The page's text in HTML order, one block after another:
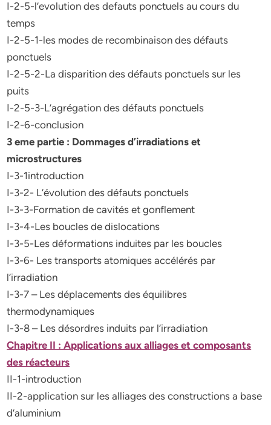
I-2-5-l’evolution des defauts ponctuels au cours du
temps
I-2-5-1-les modes de recombinaison des défauts
ponctuels
I-2-5-2-La disparition des défauts ponctuels sur les
puits
I-2-5-3-L’agrégation des défauts ponctuels
I-2-6-conclusion
3 eme partie : Dommages d’irradiations et
microstructures
I-3-1introduction
I-3-2- L’évolution des défauts ponctuels
I-3-3-Formation de cavités et gonflement
I-3-4-Les boucles de dislocations
I-3-5-Les déformations induites par les boucles
I-3-6- Les transports atomiques accélérés par
l’irradiation
I-3-7 – Les déplacements des équilibres
thermodynamiques
I-3-8 – Les désordres induits par l’irradiation
Chapitre II : Applications aux alliages et composants
des réacteurs
II-1-introduction
II-2-application sur les alliages des constructions a base
d’aluminium